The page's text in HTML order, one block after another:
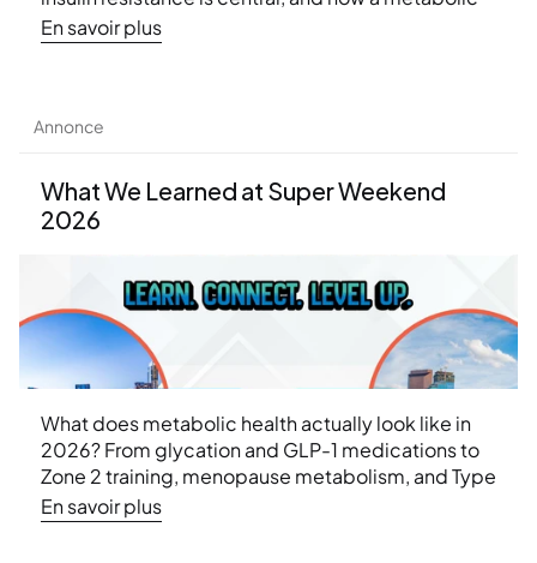
approach can help.
En savoir plus
Annonce
What We Learned at Super Weekend
2026
What does metabolic health actually look like in
2026? From glycation and GLP-1 medications to
Zone 2 training, menopause metabolism, and Type
2 diabetes remission — here are the 10 biggest
weight loss insights from Ideal Protein's Super
En savoir plus